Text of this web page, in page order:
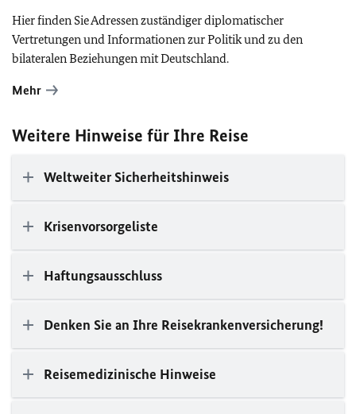
Hier finden Sie Adressen zuständiger diplomatischer
Vertretungen und Informationen zur Politik und zu den
bilateralen Beziehungen mit Deutschland.
Mehr
Weitere Hinweise für Ihre Reise
Weltweiter Sicherheitshinweis
Krisenvorsorgeliste
Haftungsausschluss
Denken Sie an Ihre Reisekrankenversicherung!
Reisemedizinische Hinweise